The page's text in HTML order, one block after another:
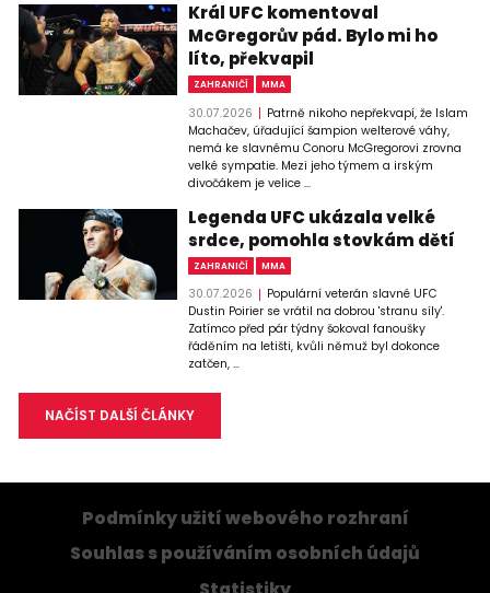
Král UFC komentoval
McGregorův pád. Bylo mi ho
líto, překvapil
ZAHRANIČÍ MMA
30.07.2026
Patrně nikoho nepřekvapí, že Islam
Machačev, úřadující šampion welterové váhy,
nemá ke slavnému Conoru McGregorovi zrovna
velké sympatie. Mezi jeho týmem a irským
divočákem je velice ...
Legenda UFC ukázala velké
srdce, pomohla stovkám dětí
ZAHRANIČÍ MMA
30.07.2026
Populární veterán slavné UFC
Dustin Poirier se vrátil na dobrou 'stranu síly'.
Zatímco před pár týdny šokoval fanoušky
řáděním na letišti, kvůli němuž byl dokonce
zatčen, ...
NAČÍST DALŠÍ ČLÁNKY
Podmínky užití webového rozhraní
Souhlas s používáním osobních údajů